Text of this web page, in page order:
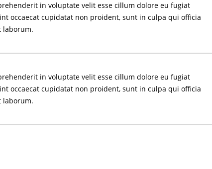
in voluptate velit esse cillum dolore eu fugiat
occaecat cupidatat non proident, sunt in culpa qui officia
laborum.
in voluptate velit esse cillum dolore eu fugiat
occaecat cupidatat non proident, sunt in culpa qui officia
laborum.